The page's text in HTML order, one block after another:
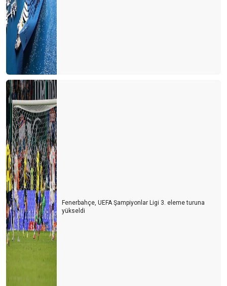
Fenerbahçe, UEFA Şampiyonlar Ligi 3. eleme turuna
yükseldi